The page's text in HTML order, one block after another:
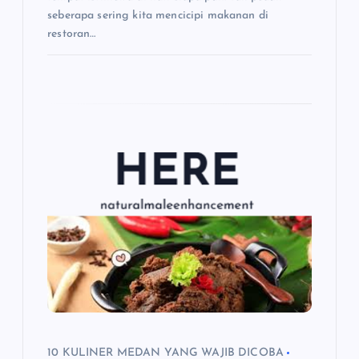
seberapa sering kita mencicipi makanan di
restoran…
10 KULINER MEDAN YANG WAJIB DICOBA